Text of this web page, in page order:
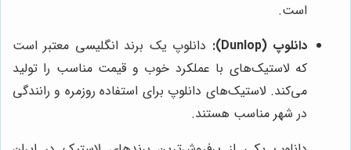
است.
دانلوپ (Dunlop):
دانلوپ یک برند انگلیسی معتبر است
که لاستیک‌های با عملکرد خوب و قیمت مناسب را تولید
می‌کند. لاستیک‌های دانلوپ برای استفاده روزمره و رانندگی
در شهر مناسب هستند.